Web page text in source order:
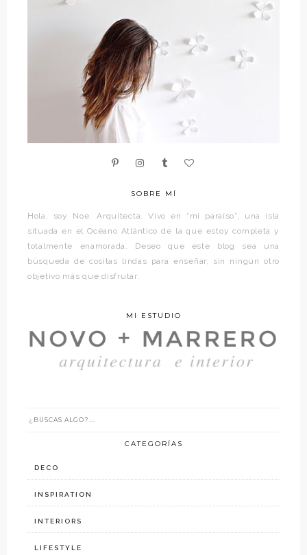
SOBRE MÍ
Hola, soy Noe. Arquitecta. Vivo en “mi paraíso”, una isla
situada en el Océano Atlántico de la que estoy completa y
totalmente enamorada. Deseo que este blog sea una
búsqueda de cositas lindas para enseñar, sin ningún otro
objetivo más que disfrutar.
MI ESTUDIO
CATEGORÍAS
DECO
INSPIRATION
INTERIORS
LIFESTYLE